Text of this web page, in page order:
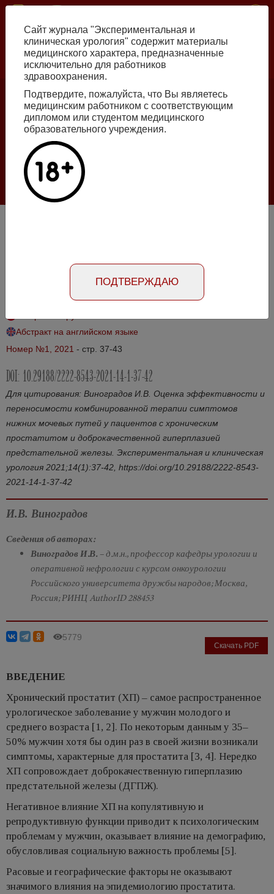
Перейти
основному
содержанию
Номер №2, 2026
Галлюцинации больших языковых моделей
в клинической урологии
с хроническим простатитом и доброкачественной
гиперплазией предстательной железы
Номер №1, 2021 - стр. 37-43
Абстракт на английском языке
DOI: 10.29188/2222-8543-2021-14-1-37-42
Для цитирования: Виноградов И.В. Оценка эффективности и
переносимости комбинированной терапии симптомов
нижних мочевых путей у пациентов с хроническим
простатитом и доброкачественной гиперплазией
предстательной железы. Экспериментальная и клиническая
урология 2021;14(1):37-42, https://doi.org/10.29188/2222-8543-
2021-14-1-37-42
И.В. Виноградов
Сведения об авторах:
Виноградов И.В. – д.м.н., профессор кафедры урологии и
оперативной нефрологии с курсом онкоурологии
Российского университета дружбы народов; Москва,
Россия; РИНЦ AuthorID 288453
5779
Скачать PDF
ВВЕДЕНИЕ
Хронический простатит (ХП) – самое распространенное
урологическое заболевание у мужчин молодого и
среднего возраста [1, 2]. По некоторым данным у 35–
50% мужчин хотя бы один раз в своей жизни возникали
симптомы, характерные для простатита [3, 4]. Нередко
ХП сопровождает доброкачественную гиперплазию
предстательной железы (ДГПЖ).
Негативное влияние ХП на копулятивную и
репродуктивную функции приводит к психологическим
проблемам у мужчин, оказывает влияние на демографию,
обусловливая социальную важность проблемы [5].
Расовые и географические факторы не оказывают
значимого влияния на эпидемиологию простатита.
Сайт журнала "Экспериментальная и
клиническая урология" содержит материалы
медицинского характера, предназначенные
исключительно для работников
здравоохранения.
Подтвердите, пожалуйста, что Вы являетесь
медицинским работником с соответствующим
дипломом или студентом медицинского
образовательного учреждения.
ПОДТВЕРЖДАЮ